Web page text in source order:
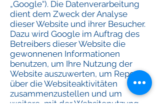
„Google“). Die Datenverarbeitung
dient dem Zweck der Analyse
dieser Website und ihrer Besucher.
Dazu wird Google im Auftrag des
Betreibers dieser Website die
gewonnenen Informationen
benutzen, um Ihre Nutzung der
Website auszuwerten, um Reports
über die Websiteaktivitäten
zusammenzustellen und um
weitere, mit der Websitenutzung